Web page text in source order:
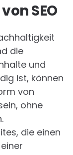
SEO
die
und
ist, können
von
ohne
die einen